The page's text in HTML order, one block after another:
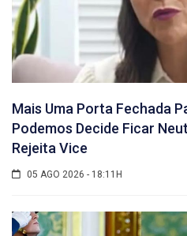
Mais Uma Porta Fechada
Podemos Decide Ficar
Rejeita Vice
05 AGO 2026 - 18:11H